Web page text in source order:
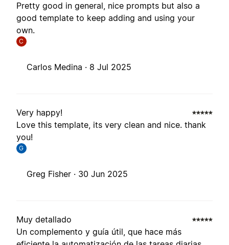
Pretty good in general, nice prompts but also a
good template to keep adding and using your
own.
C
Carlos Medina · 8 Jul 2025
Very happy!
Love this template, its very clean and nice. thank
you!
G
Greg Fisher · 30 Jun 2025
Muy detallado
Un complemento y guía útil, que hace más